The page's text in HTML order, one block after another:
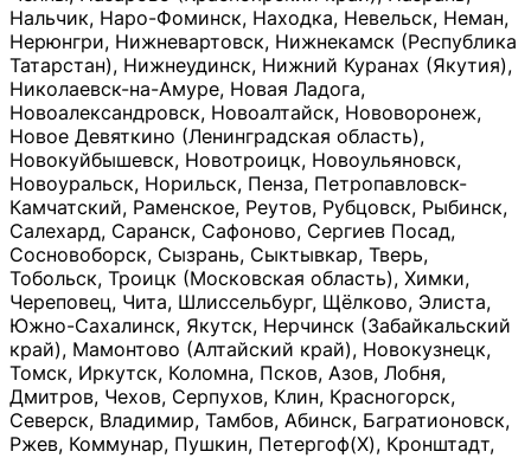
Нальчик, Наро-Фоминск, Находка, Невельск, Неман,
Нерюнгри, Нижневартовск, Нижнекамск (Республика
Татарстан), Нижнеудинск, Нижний Куранах (Якутия),
Николаевск-на-Амуре, Новая Ладога,
Новоалександровск, Новоалтайск, Нововоронеж,
Новое Девяткино (Ленинградская область),
Новокуйбышевск, Новотроицк, Новоульяновск,
Новоуральск, Норильск, Пенза, Петропавловск-
Камчатский, Раменское, Реутов, Рубцовск, Рыбинск,
Салехард, Саранск, Сафоново, Сергиев Посад,
Сосновоборск, Сызрань, Сыктывкар, Тверь,
Тобольск, Троицк (Московская область), Химки,
Череповец, Чита, Шлиссельбург, Щёлково, Элиста,
Южно-Сахалинск, Якутск, Нерчинск (Забайкальский
край), Мамонтово (Алтайский край), Новокузнецк,
Томск, Иркутск, Коломна, Псков, Азов, Лобня,
Дмитров, Чехов, Серпухов, Клин, Красногорск,
Северск, Владимир, Тамбов, Абинск, Багратионовск,
Ржев, Коммунар, Пушкин, Петергоф(Х), Кронштадт,